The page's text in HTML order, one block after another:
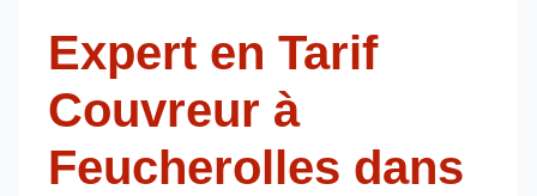
Expert en Tarif
Couvreur à
Feucherolles dans